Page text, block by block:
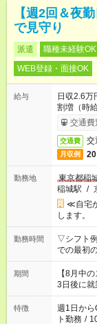
【週2回＆夜
で見守り
派遣 職種未経験OK
WEB登録・面接OK
給与
日収2.6
割増（時
交通費
交通費 交
月収例
勤務地
東京都稲
稲城駅 /
≪自宅
します。
勤務時間
▽シフト
での最初のうち
今ご覧の
時間。
期間
【8月中
3日後に就
特徴 週1日から
ト勤務 /